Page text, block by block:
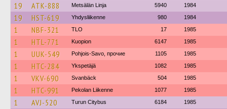
19 ATK-888 Metsälän Linja 5940 1984
19 HST-619 Yhdysliikenne 980 1984
1 NBF-321 TLO 17 1985
1 HTL-771 Kuopion 6147 1985
1 UUK-549 Pohjois-Savo, прочие 1105 1985
1 HTC-284 Ykspetäjä 1082 1985
1 VKV-690 Svanbäck 504 1985
1 HTC-991 Pekolan Liikenne 1077 1985
1 AVJ-520 Turun Citybus 6184 1985